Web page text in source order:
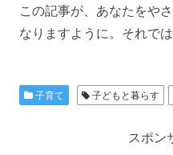
この記事が、あなたをや
なりますように。それでは
子育て 子どもと暮らす
スポン